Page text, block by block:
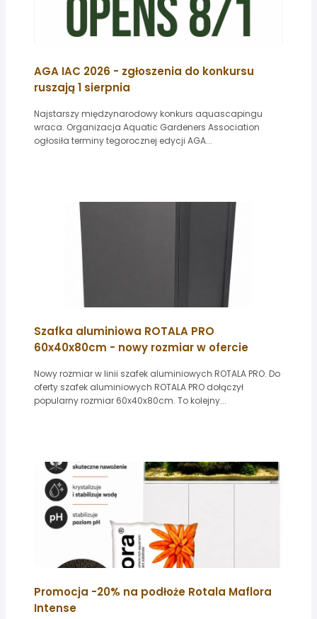
AGA IAC 2026 - zgłoszenia do konkursu
ruszają 1 sierpnia
Najstarszy międzynarodowy konkurs aquascapingu
wraca. Organizacja Aquatic Gardeners Association
ogłosiła terminy tegorocznej edycji AGA...
Szafka aluminiowa ROTALA PRO
60x40x80cm - nowy rozmiar w ofercie
Nowy rozmiar w linii szafek aluminiowych ROTALA PRO. Do
oferty szafek aluminiowych ROTALA PRO dołączył
popularny rozmiar 60x40x80cm. To kolejny...
Promocja -20% na podłoże Rotala Maflora
Intense